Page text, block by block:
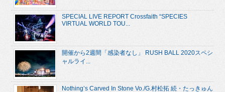
SPECIAL LIVE REPORT Crossfaith “SPECIES
VIRTUAL WORLD TOU...
開催から2週間「感染者なし」 RUSH BALL 2020スペシ
ャルライ...
Nothing’s Carved In Stone Vo./G.村松拓 続・たっきゅん